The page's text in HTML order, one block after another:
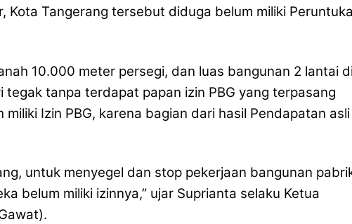
Kota Tangerang tersebut diduga belum miliki
10.000 meter persegi, dan luas bangunan 2 lantai
tanpa terdapat papan izin PBG yang terpasang
Izin PBG, karena bagian dari hasil Pendapatan asli
untuk menyegel dan stop pekerjaan bangunan
belum miliki izinnya,” ujar Suprianta selaku Ketua